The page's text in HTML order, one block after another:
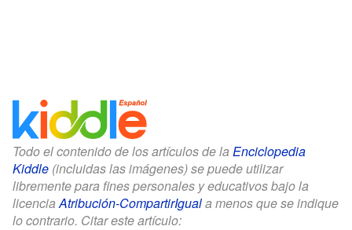
Todo el contenido de los artículos de la Enciclopedia
Kiddle (incluidas las imágenes) se puede utilizar
libremente para fines personales y educativos bajo la
licenciaAtribución-CompartirIguala menos que se indique
lo contrario. Citar este artículo: